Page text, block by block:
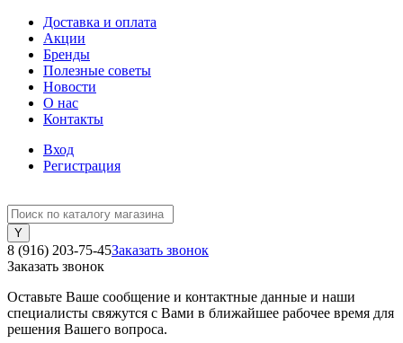
Доставка и оплата
Акции
Бренды
Полезные советы
Новости
О нас
Контакты
Вход
Регистрация
8 (916) 203-75-45Заказать звонок
Заказать звонок
Оставьте Ваше сообщение и контактные данные и наши
специалисты свяжутся с Вами в ближайшее рабочее время для
решения Вашего вопроса.